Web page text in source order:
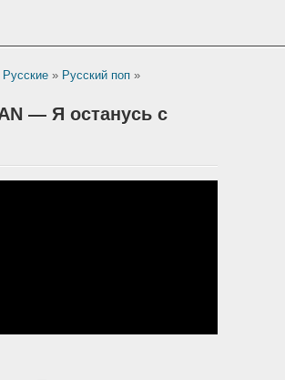
Русские » Русский поп »
— Я останусь с